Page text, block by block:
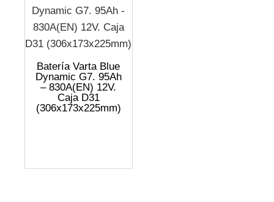
Batería Varta Blue
Dynamic G7. 95Ah
– 830A(EN) 12V.
Caja D31
(306x173x225mm)